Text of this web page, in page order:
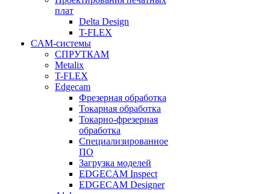
плат
Delta Design
T-FLEX
CAM-системы
СПРУТКAM
Metalix
T-FLEX
Edgecam
Фрезерная обработка
Токарная обработка
Токарно-фрезерная
обработка
Специализированное
ПО
Загрузка моделей
EDGECAM Inspect
EDGECAM Designer